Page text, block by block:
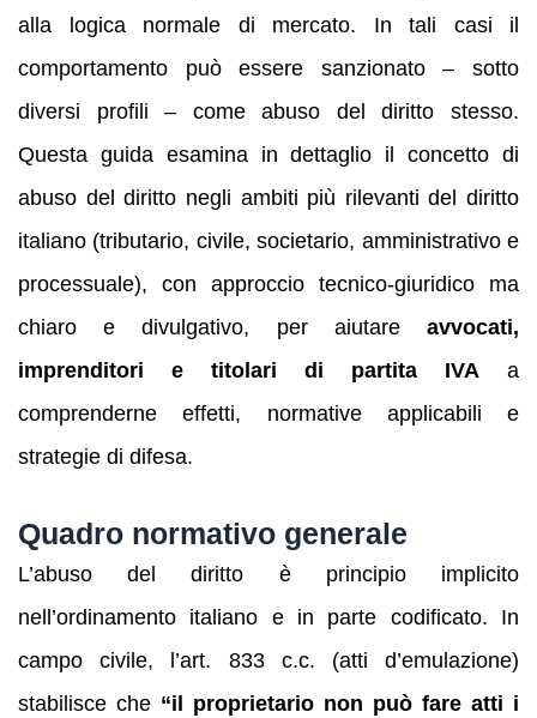
alla logica normale di mercato. In tali casi il
comportamento può essere sanzionato – sotto
diversi profili – come abuso del diritto stesso.
Questa guida esamina in dettaglio il concetto di
abuso del diritto negli ambiti più rilevanti del diritto
italiano (tributario, civile, societario, amministrativo e
processuale), con approccio tecnico-giuridico ma
chiaro e divulgativo, per aiutare avvocati,
imprenditori e titolari di partita IVA a
comprenderne effetti, normative applicabili e
strategie di difesa.
Quadro normativo generale
L’abuso del diritto è principio implicito
nell’ordinamento italiano e in parte codificato. In
campo civile, l’art. 833 c.c. (atti d’emulazione)
stabilisce che “il proprietario non può fare atti i